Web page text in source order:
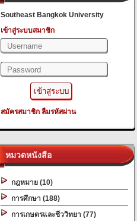
Southeast Bangkok University
เข้าสู่ระบบสมาชิก
สมัครสมาชิก ลืมรหัสผ่าน
หมวดหนังสือ
กฎหมาย (10)
การศึกษา (188)
การเกษตรและชีววิทยา (77)